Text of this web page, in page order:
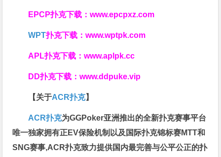
EPCP扑克下载：www.epcpxz.com
WPT扑克下载：www.wptpk.com
APL扑克下载：www.aplpk.cc
DD扑克下载：www.ddpuke.vip
【关于ACR扑克】
ACR扑克为GGPoker亚洲推出的全新扑克赛事平台
唯一独家拥有正EV保险机制以及国际扑克锦标赛MTT和
SNG赛事,ACR扑克致力提供国内最完善与公平公正的扑